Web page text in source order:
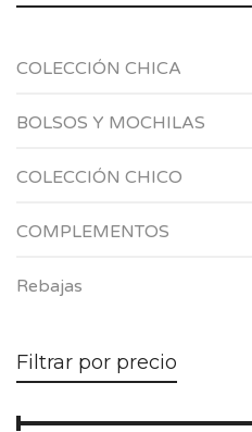
COLECCIÓN CHICA
BOLSOS Y MOCHILAS
COLECCIÓN CHICO
COMPLEMENTOS
Rebajas
Filtrar por precio